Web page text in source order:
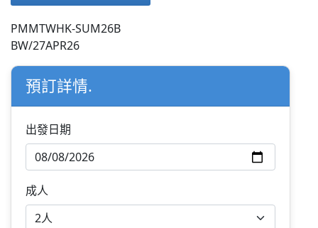
PMMTWHK-SUM26B
BW/27APR26
預訂詳情.
出發日期
成人